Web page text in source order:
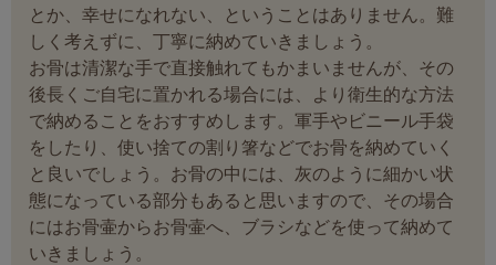
とか、幸せになれない、ということはありません。難
しく考えずに、丁寧に納めていきましょう。
お骨は清潔な手で直接触れてもかまいませんが、その
後長くご自宅に置かれる場合には、より衛生的な方法
で納めることをおすすめします。軍手やビニール手袋
をしたり、使い捨ての割り箸などでお骨を納めていく
と良いでしょう。お骨の中には、灰のように細かい状
態になっている部分もあると思いますので、その場合
にはお骨壷からお骨壷へ、ブラシなどを使って納めて
いきましょう。